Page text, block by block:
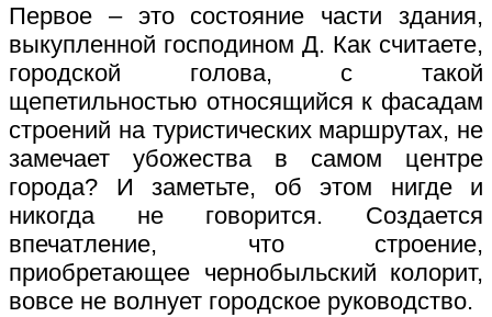
Первое – это состояние части здания,
выкупленной господином Д. Как считаете,
городской голова, с такой
щепетильностью относящийся к фасадам
строений на туристических маршрутах, не
замечает убожества в самом центре
города? И заметьте, об этом нигде и
никогда не говорится. Создается
впечатление, что строение,
приобретающее чернобыльский колорит,
вовсе не волнует городское руководство.